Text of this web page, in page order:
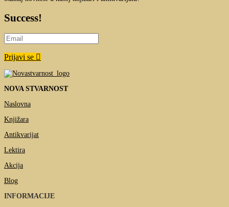
Success!
Prijavi se
NOVA STVARNOST
Naslovna
Knjižara
Antikvarijat
Lektira
Akcija
Blog
INFORMACIJE